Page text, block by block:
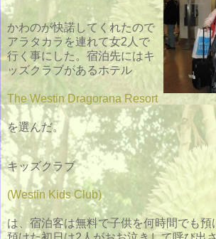
かわのが快諾してくれたので
アラタカラを連れて女2人で
行く事にした。宿泊先にはキ
ッズクラブがあるホテル
The Westin Dragorana Resort
を選んだ。
キッズクラブ
(Westin Kids Club)
は、宿泊客は無料で子供を何時間でも預